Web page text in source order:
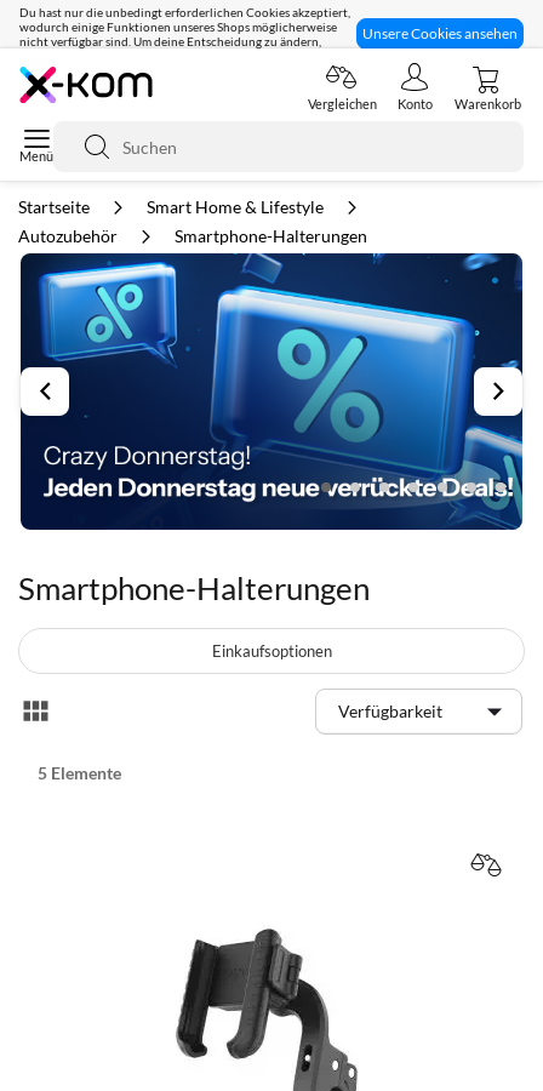
Du hast nur die unbedingt erforderlichen Cookies akzeptiert,
wodurch einige Funktionen unseres Shops möglicherweise
nicht verfügbar sind. Um deine Entscheidung zu ändern,
Unsere Cookies ansehen
Seit 8 Jahren für dich da!
Suche
Vergleichen Konto Warenkorb
Startseite
Smart Home & Lifestyle
Autozubehör
Smartphone-Halterungen
Smartphone-Halterungen
Anzeigen
Liste
5 Elemente
Einkaufsoptionen